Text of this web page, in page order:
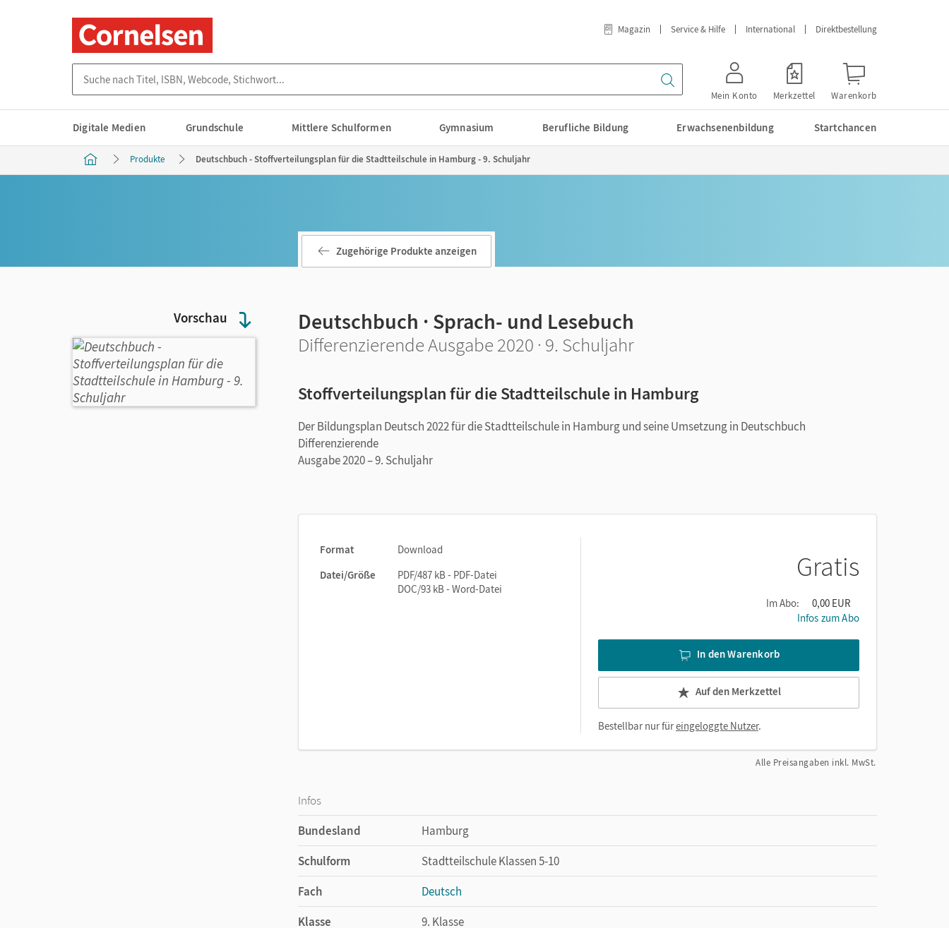
Magazin Service & Hilfe International Direktbestellung
Mein Konto Merkzettel Warenkorb
Digitale Medien Grundschule Mittlere Schulformen Gymnasium Berufliche Bildung Erwachsenenbildung Startchancen
Produkte Deutschbuch - Stoffverteilungsplan für die Stadtteilschule in Hamburg - 9. Schuljahr
Vorschau
Zugehörige Produkte anzeigen
Deutschbuch · Sprach- und Lesebuch
Differenzierende Ausgabe 2020 · 9. Schuljahr
Stoffverteilungsplan für die Stadtteilschule in Hamburg
Der Bildungsplan Deutsch 2022 für die Stadtteilschule in Hamburg und seine Umsetzung in Deutschbuch
Differenzierende
Ausgabe 2020 – 9. Schuljahr
Format
Download
Datei/Größe
PDF/487 kB - PDF-Datei
DOC/93 kB - Word-Datei
Gratis
Im Abo:
0,00 EUR
Infos zum Abo
In den Warenkorb
Auf den Merkzettel
Bestellbar nur füreingeloggte Nutzer.
Alle Preisangaben inkl. MwSt.
Infos
Bundesland
Hamburg
Schulform
Stadtteilschule Klassen 5-10
Fach
Deutsch
Klasse
9. Klasse